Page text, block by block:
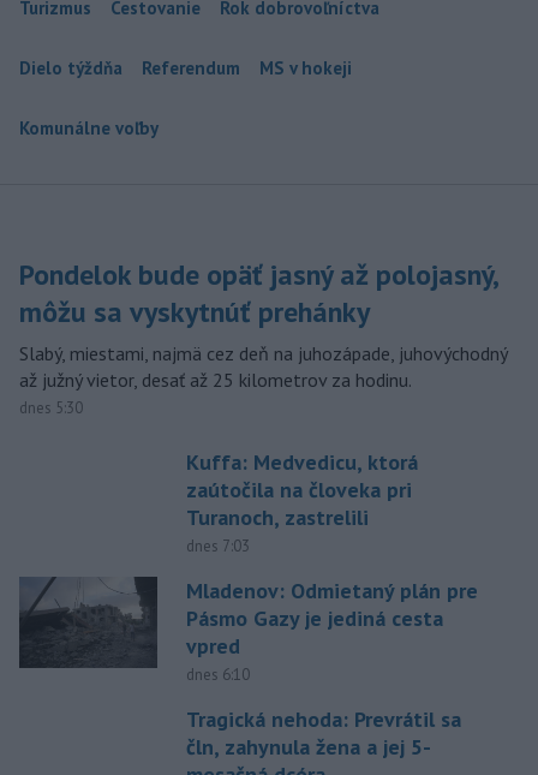
Turizmus Cestovanie Rok dobrovoľníctva
Dielo týždňa Referendum MS v hokeji
Komunálne voľby
Pondelok bude opäť jasný až polojasný,
môžu sa vyskytnúť prehánky
Slabý, miestami, najmä cez deň na juhozápade, juhovýchodný
až južný vietor, desať až 25 kilometrov za hodinu.
dnes 5:30
Kuffa: Medvedicu, ktorá
zaútočila na človeka pri
Turanoch, zastrelili
dnes 7:03
Mladenov: Odmietaný plán pre
Pásmo Gazy je jediná cesta
vpred
dnes 6:10
Tragická nehoda: Prevrátil sa
čln, zahynula žena a jej 5-